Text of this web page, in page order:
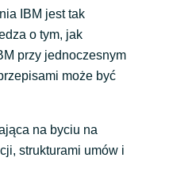
IBM jest tak
o tym, jak
przy jednoczesnym
może być
na byciu na
strukturami umów i